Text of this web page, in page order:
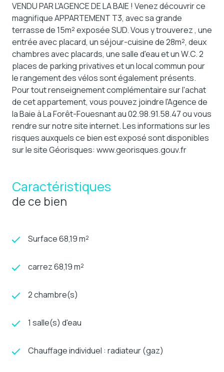
VENDU PAR L'AGENCE DE LA BAIE ! Venez découvrir ce
magnifique APPARTEMENT T3, avec sa grande
terrasse de 15m² exposée SUD. Vous y trouverez , une
entrée avec placard, un séjour-cuisine de 28m², deux
chambres avec placards, une salle d'eau et un W.C. 2
places de parking privatives et un local commun pour
le rangement des vélos sont également présents.
Pour tout renseignement complémentaire sur l'achat
de cet appartement, vous pouvez joindre l'Agence de
la Baie à La Forêt-Fouesnant au 02.98.91.58.47 ou vous
rendre sur notre site internet. Les informations sur les
risques auxquels ce bien est exposé sont disponibles
sur le site Géorisques: www.georisques.gouv.fr
Caractéristiques
de ce bien
Surface 68,19 m²
carrez 68,19 m²
2 chambre(s)
1 salle(s) d'eau
Chauffage individuel : radiateur (gaz)